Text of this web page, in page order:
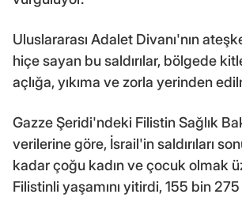
Uluslararası Adalet Divanı'nın
hiçe sayan bu saldırılar, bölgede
açlığa, yıkıma ve zorla yerinden
Gazze Şeridi'ndeki Filistin Sağlık
verilerine göre, İsrail'in saldırıları
kadar çoğu kadın ve çocuk olmak
Filistinli yaşamını yitirdi, 155 bin